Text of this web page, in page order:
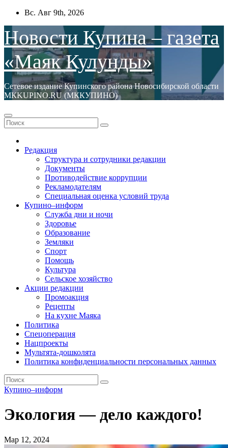
Перейти
содержимому
Вс. Авг 9th, 2026
Новости Купина – газета
«Маяк Кулунды»
Сетевое издание Купинского района Новосибирской области
МКKUPINO.RU (МККУПИНО)
Редакция
Структура и сотрудники редакции
Документы
Противодействие коррупции
Рекламодателям
Специальная оценка условий труда
Купино–информ
Служба дни и ночи
Здоровье
Образование
Земляки
Спорт
Помощь
Культура
Сельское хозяйство
Акции редакции
Промоакция
Рецепты
На кухне Маяка
Политика
Спецоперация
Нацпроекты
Мультята-дошколята
Политика конфиденциальности персональных данных
Купино–информ
Экология — дело каждого!
Мар 12, 2024